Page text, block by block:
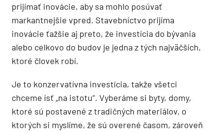
prijímať inovácie, aby sa mohlo posúvať
markantnejšie vpred. Stavebníctvo prijíma
inovácie ťažšie aj preto, že investícia do bývania
alebo celkovo do budov je jedna z tých najväčších,
ktoré človek robí.
Je to konzervatívna investícia, takže všetci
chceme ísť „na istotu“. Vyberáme si byty, domy,
ktoré sú postavené z tradičných materiálov, o
ktorých si myslíme, že sú overené časom, zároveň